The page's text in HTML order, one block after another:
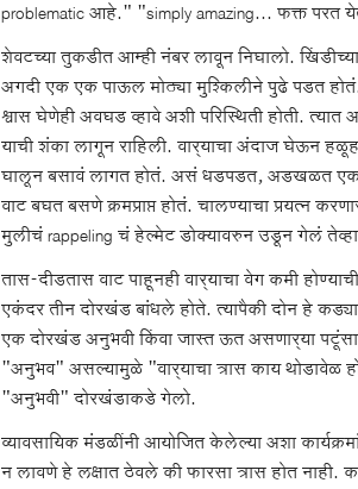
problematic आहे." "simply amazing... फक्त परत
शेवटच्या तुकडीत आम्ही नंबर लावून निघालो.
अगदी एक एक पाऊल मोठ्या मुश्किलीने पुढे पडत होतं.
श्वास घेणेही अवघड व्हावे अशी परिस्थिती होती.
याची शंका लागून राहिली. वार्‍याचा अंदाज घेऊन
घालून बसावं लागत होतं. असं धडपडत, अडखळत
वाट बघत बसणे क्रमप्राप्त होतं. चालण्याचा प्रयत्न
मुलीचं rappeling चं हेल्मेट डोक्यावरुन उडून गेलं
तास-दीडतास वाट पाहूनही वार्‍याचा वेग कमी
एकंदर तीन दोरखंड बांधले होते. त्यापैकी दोन हे
एक दोरखंड अनुभवी किंवा जास्त ऊत असणार्‍या
"अनुभव" असल्यामुळे "वार्‍याचा त्रास काय
"अनुभवी" दोरखंडाकडे गेलो.
व्यावसायिक मंडळींनी आयोजित केलेल्या अशा
न लावणे हे लक्षात ठेवले की फारसा त्रास होत